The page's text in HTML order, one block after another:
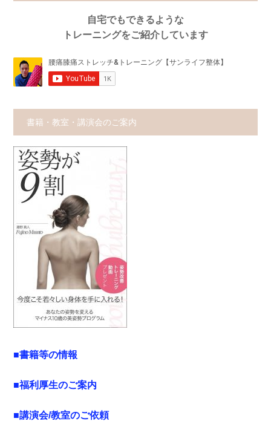
自宅でもできるような
トレーニングをご紹介しています
書籍・教室・講演会のご案内
■書籍等の情報
■福利厚生のご案内
■講演会/教室のご依頼